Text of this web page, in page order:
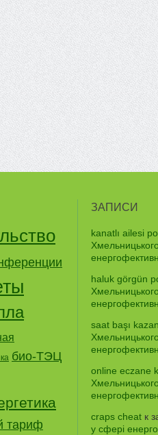
био-ТЭЦ
тариф
ЗАПИСИ
kanatlı ailesi
haluk görgün
saat başı
online eczane
craps cheat к
у сфері